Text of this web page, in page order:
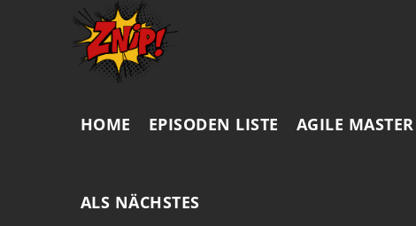
HOME EPISODEN LISTE AGILE MASTER
ALS NÄCHSTES